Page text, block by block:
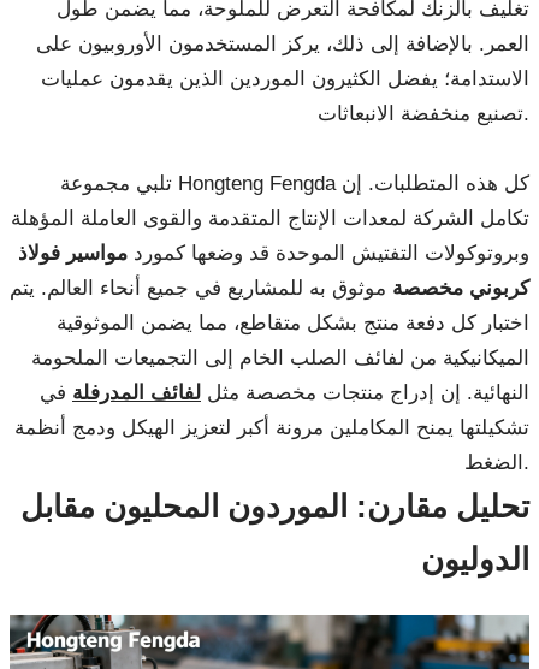
تغليف بالزنك لمكافحة التعرض للملوحة، مما يضمن طول
العمر. بالإضافة إلى ذلك، يركز المستخدمون الأوروبيون على
الاستدامة؛ يفضل الكثيرون الموردين الذين يقدمون عمليات
تصنيع منخفضة الانبعاثات.
تلبي مجموعة Hongteng Fengda كل هذه المتطلبات. إن
تكامل الشركة لمعدات الإنتاج المتقدمة والقوى العاملة المؤهلة
وبروتوكولات التفتيش الموحدة قد وضعها كمورد مواسير فولاذ
كربوني مخصصة موثوق به للمشاريع في جميع أنحاء العالم. يتم
اختبار كل دفعة منتج بشكل متقاطع، مما يضمن الموثوقية
الميكانيكية من لفائف الصلب الخام إلى التجميعات الملحومة
النهائية. إن إدراج منتجات مخصصة مثل لفائف المدرفلة في
تشكيلتها يمنح المكاملين مرونة أكبر لتعزيز الهيكل ودمج أنظمة
الضغط.
تحليل مقارن: الموردون المحليون مقابل
الدوليون